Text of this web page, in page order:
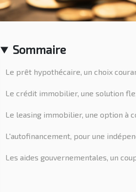
Sommaire
Le prêt hypothécaire, un choix
Le crédit immobilier, une solution
Le leasing immobilier, une option à
L'autofinancement, pour une
Les aides gouvernementales, un